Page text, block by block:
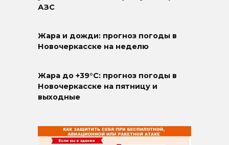
АЗС
Жара и дожди: прогноз погоды в
Новочеркасске на неделю
Жара до +39°C: прогноз погоды в
Новочеркасске на пятницу и
выходные